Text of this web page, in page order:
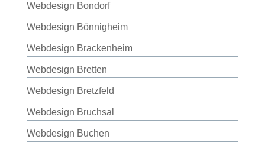
Webdesign Bondorf
Webdesign Bönnigheim
Webdesign Brackenheim
Webdesign Bretten
Webdesign Bretzfeld
Webdesign Bruchsal
Webdesign Buchen